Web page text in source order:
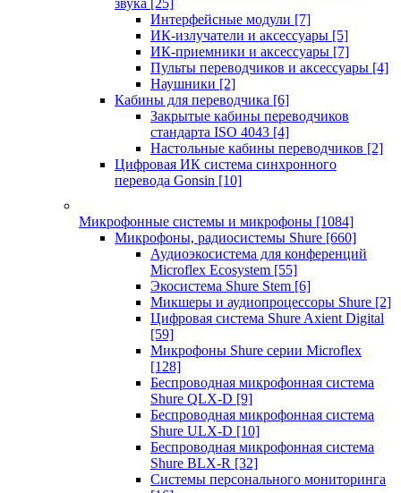
звука [25]
Интерфейсные модули [7]
ИК-излучатели и аксессуары [5]
ИК-приемники и аксессуары [7]
Пульты переводчиков и аксессуары [4]
Наушники [2]
Кабины для переводчика [6]
Закрытые кабины переводчиков
стандарта ISO 4043 [4]
Настольные кабины переводчиков [2]
Цифровая ИК система синхронного
перевода Gonsin [10]
Микрофонные системы и микрофоны [1084]
Микрофоны, радиосистемы Shure [660]
Аудиоэкосистема для конференций
Microflex Ecosystem [55]
Экосистема Shure Stem [6]
Микшеры и аудиопроцессоры Shure [2]
Цифровая система Shure Axient Digital
[59]
Микрофоны Shure серии Microflex
[128]
Беспроводная микрофонная система
Shure QLX-D [9]
Беспроводная микрофонная система
Shure ULX-D [10]
Беспроводная микрофонная система
Shure BLX-R [32]
Системы персонального мониторинга